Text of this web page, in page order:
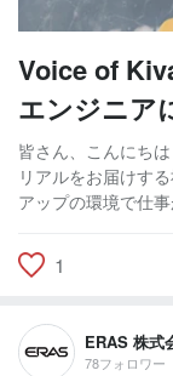
Voice of
エンジニア
皆さん、こんにち
リアルをお届けす
アップの環境で仕
1
ERAS 株式
78フォロワー